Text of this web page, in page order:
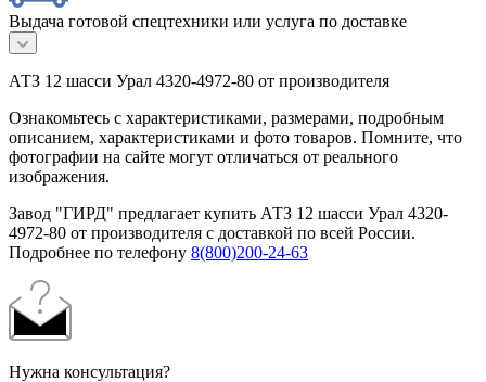
Выдача готовой спецтехники или услуга по доставке
АТЗ 12 шасси Урал 4320-4972-80 от производителя
Ознакомьтесь с характеристиками, размерами, подробным
описанием, характеристиками и фото товаров. Помните, что
фотографии на сайте могут отличаться от реального
изображения.
Завод "ГИРД" предлагает купить АТЗ 12 шасси Урал 4320-
4972-80 от производителя с доставкой по всей России.
Подробнее по телефону 8(800)200-24-63
Нужна консультация?